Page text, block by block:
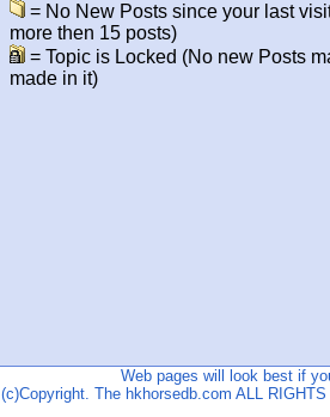
= No New Posts since your last
more then 15 posts)
= Topic is Locked (No new Posts
made in it)
Web pages will look best if
(c)Copyright. The hkhorsedb.com ALL